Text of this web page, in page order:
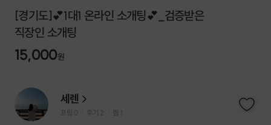
[경기도]💕1대1 온라인 소개팅💕_검증받은
직장인 소개팅
15,000원
세렌
프립 0 후기 2 찜